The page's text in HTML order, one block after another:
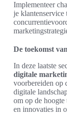
Implementeer
je klantenservice
De toekomst
In deze laatste
digitale
voorbereiden op
digitale
om op de
en innovaties in